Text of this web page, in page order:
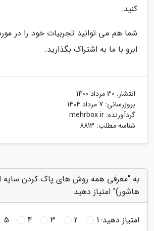
کنید.
شما هم می توانید تجربیات خود را در
ابرو با ما به اشتراک بگذارید.
انتشار: 30 مرداد 1400
بروزرسانی: 7 مرداد 1404
گردآورنده: mehrbox.ir
شناسه مطلب: 8813
به "معرفی همه روش های پاک کردن سایه
هاشور)" امتیاز دهید
امتیاز دهید:1
2
3
4
5